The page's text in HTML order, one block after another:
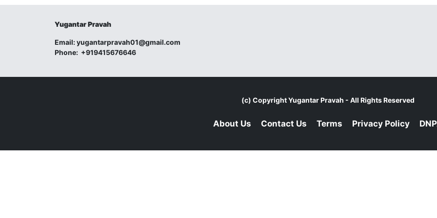
Yugantar Pravah
Email:yugantarpravah01@gmail.com
Phone: +919415676646
(c) CopyrightYugantar Pravah - All Rights Reserved
About Us Contact Us Terms Privacy Policy